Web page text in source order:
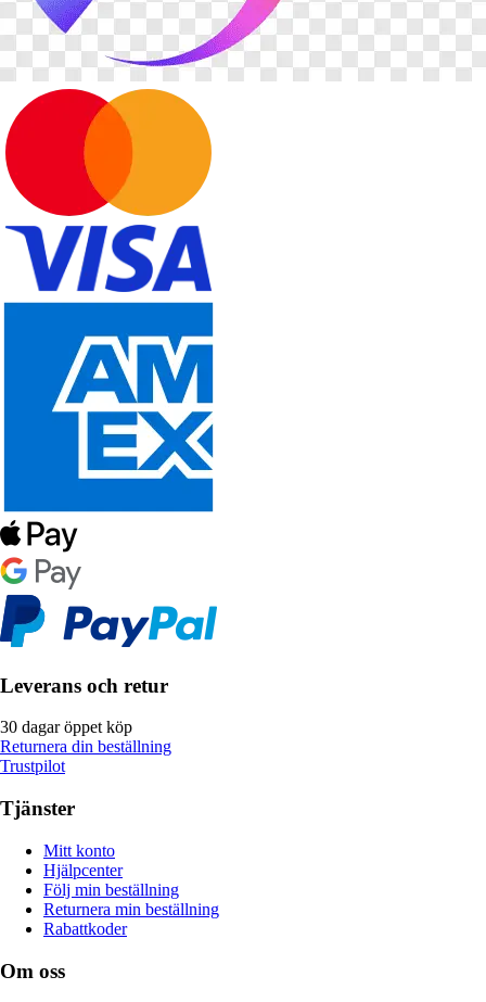
Leverans och retur
30 dagar öppet köp
Returnera din beställning
Trustpilot
Tjänster
Mitt konto
Hjälpcenter
Följ min beställning
Returnera min beställning
Rabattkoder
Om oss